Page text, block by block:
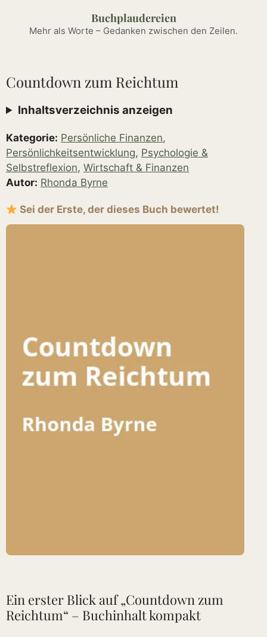
springen
Buchplaudereien
Mehr als Worte – Gedanken zwischen den Zeilen.
Countdown zum Reichtum
Inhaltsverzeichnis anzeigen
Kategorie: Persönliche Finanzen,
Persönlichkeitsentwicklung, Psychologie &
Selbstreflexion, Wirtschaft & Finanzen
Autor: Rhonda Byrne
Sei der Erste, der dieses Buch bewertet!
Ein erster Blick auf „Countdown zum
Reichtum“ – Buchinhalt kompakt